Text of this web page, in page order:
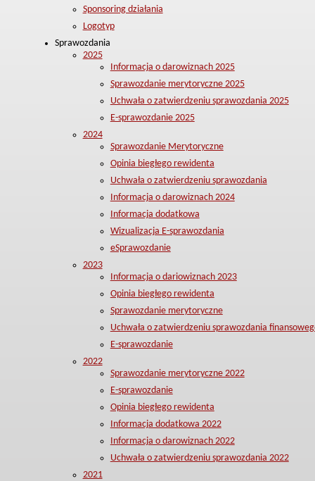
Sponsoring działania
Logotyp
Sprawozdania
2025
Informacja o darowiznach 2025
Sprawozdanie merytoryczne 2025
Uchwała o zatwierdzeniu sprawozdania 2025
E-sprawozdanie 2025
2024
Sprawozdanie Merytoryczne
Opinia biegłego rewidenta
Uchwała o zatwierdzeniu sprawozdania
Informacja o darowiznach 2024
Informacja dodatkowa
Wizualizacja E-sprawozdania
eSprawozdanie
2023
Informacja o dariowiznach 2023
Opinia biegłego rewidenta
Sprawozdanie merytoryczne
Uchwała o zatwierdzeniu sprawozdania
E-sprawozdanie
2022
Sprawozdanie merytoryczne 2022
E-sprawozdanie
Opinia biegłego rewidenta
Informacja dodatkowa 2022
Informacja o darowiznach 2022
Uchwała o zatwierdzeniu sprawozdania 2022
2021